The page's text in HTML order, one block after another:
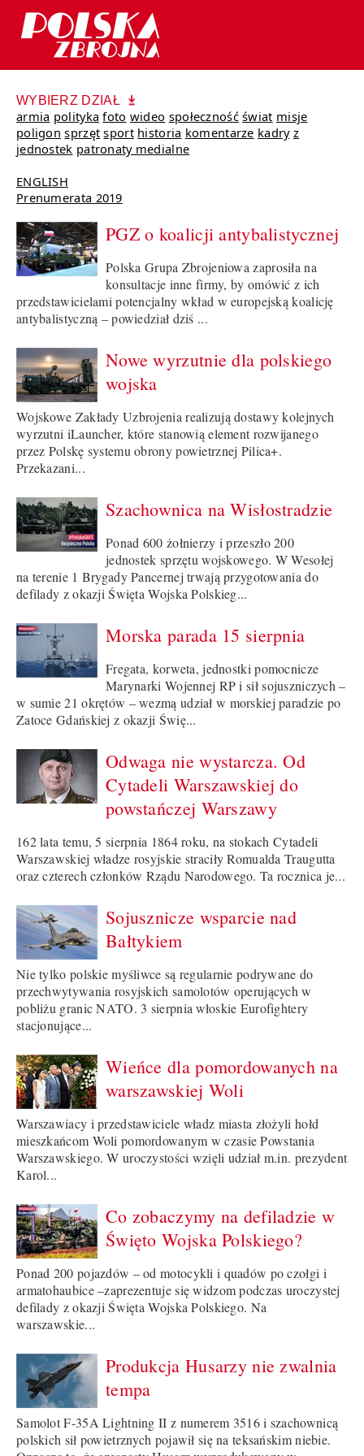
WYBIERZ DZIAŁ
armia polityka foto wideo społeczność świat misje
poligon sprzęt sport historia komentarze kadry z
jednostek patronaty medialne
ENGLISH
Prenumerata 2019
PGZ o koalicji antybalistycznej
Polska Grupa Zbrojeniowa zaprosiła na
konsultacje inne firmy, by omówić z ich
przedstawicielami potencjalny wkład w europejską koalicję
antybalistyczną – powiedział dziś ...
Nowe wyrzutnie dla polskiego
wojska
Wojskowe Zakłady Uzbrojenia realizują dostawy kolejnych
wyrzutni iLauncher, które stanowią element rozwijanego
przez Polskę systemu obrony powietrznej Pilica+.
Przekazani...
Szachownica na Wisłostradzie
Ponad 600 żołnierzy i przeszło 200
jednostek sprzętu wojskowego. W Wesołej
na terenie 1 Brygady Pancernej trwają przygotowania do
defilady z okazji Święta Wojska Polskieg...
Morska parada 15 sierpnia
Fregata, korweta, jednostki pomocnicze
Marynarki Wojennej RP i sił sojuszniczych –
w sumie 21 okrętów – wezmą udział w morskiej paradzie po
Zatoce Gdańskiej z okazji Świę...
Odwaga nie wystarcza. Od
Cytadeli Warszawskiej do
powstańczej Warszawy
162 lata temu, 5 sierpnia 1864 roku, na stokach Cytadeli
Warszawskiej władze rosyjskie straciły Romualda Traugutta
oraz czterech członków Rządu Narodowego. Ta rocznica je...
Sojusznicze wsparcie nad
Bałtykiem
Nie tylko polskie myśliwce są regularnie podrywane do
przechwytywania rosyjskich samolotów operujących w
pobliżu granic NATO. 3 sierpnia włoskie Eurofightery
stacjonujące...
Wieńce dla pomordowanych na
warszawskiej Woli
Warszawiacy i przedstawiciele władz miasta złożyli hołd
mieszkańcom Woli pomordowanym w czasie Powstania
Warszawskiego. W uroczystości wzięli udział m.in. prezydent
Karol...
Co zobaczymy na defiladzie w
Święto Wojska Polskiego?
Ponad 200 pojazdów – od motocykli i quadów po czołgi i
armatohaubice –zaprezentuje się widzom podczas uroczystej
defilady z okazji Święta Wojska Polskiego. Na
warszawskie...
Produkcja Husarzy nie zwalnia
tempa
Samolot F-35A Lightning II z numerem 3516 i szachownicą
polskich sił powietrznych pojawił się na teksańskim niebie.